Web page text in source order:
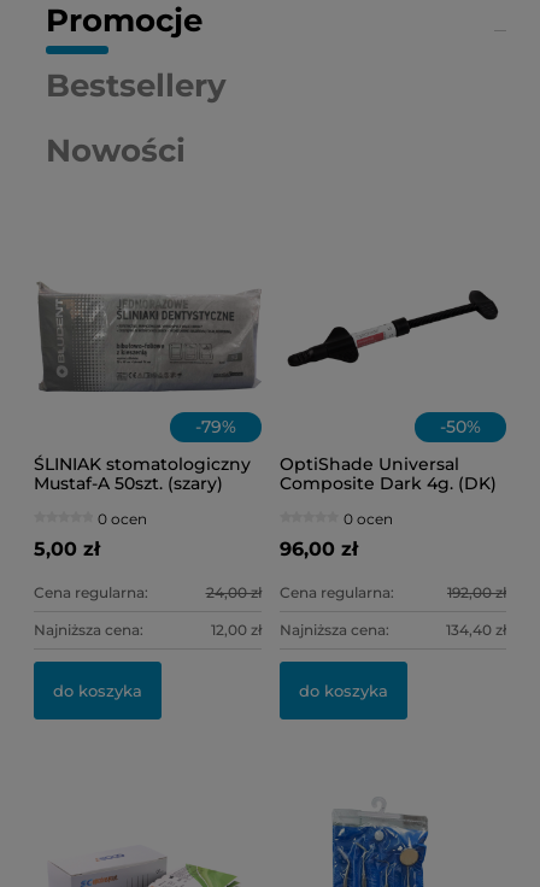
Promocje
Nowości
Bestsellery
-79%
ŚLINIAK stomatologiczny
Mustaf-A 50szt. (szary)
0 ocen
5,00 zł
Cena regularna: 24,00 zł
Najniższa cena: 12,00 zł
do koszyka
-50%
OptiShade Universal
Composite Dark 4g. (DK)
0 ocen
96,00 zł
Cena regularna: 192,00 zł
Najniższa cena: 134,40 zł
do koszyka